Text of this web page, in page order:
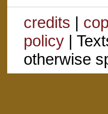
credits |
policy|
otherwise